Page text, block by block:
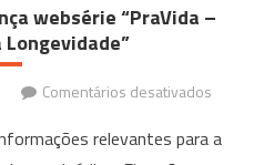
websérie “PraVida –
Comentários desativados
Rede
relevantes para a